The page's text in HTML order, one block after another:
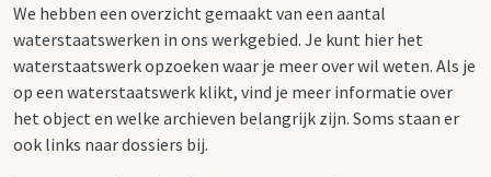
We hebben een overzicht gemaakt van een aantal
waterstaatswerken in ons werkgebied. Je kunt hier het
waterstaatswerk opzoeken waar je meer over wil weten. Als je
op een waterstaatswerk klikt, vind je meer informatie over
het object en welke archieven belangrijk zijn. Soms staan er
ook links naar dossiers bij.